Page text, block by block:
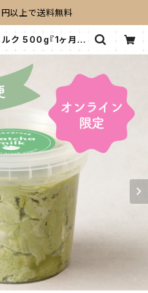
以上で送料無料
ルク 500g『1ヶ月コ